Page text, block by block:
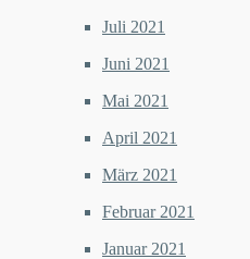
Juli 2021
Juni 2021
Mai 2021
April 2021
März 2021
Februar 2021
Januar 2021